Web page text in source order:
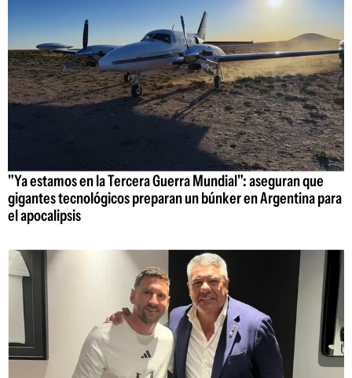
"Ya estamos en la Tercera Guerra Mundial": aseguran que
gigantes tecnológicos preparan un búnker en Argentina para
el apocalipsis